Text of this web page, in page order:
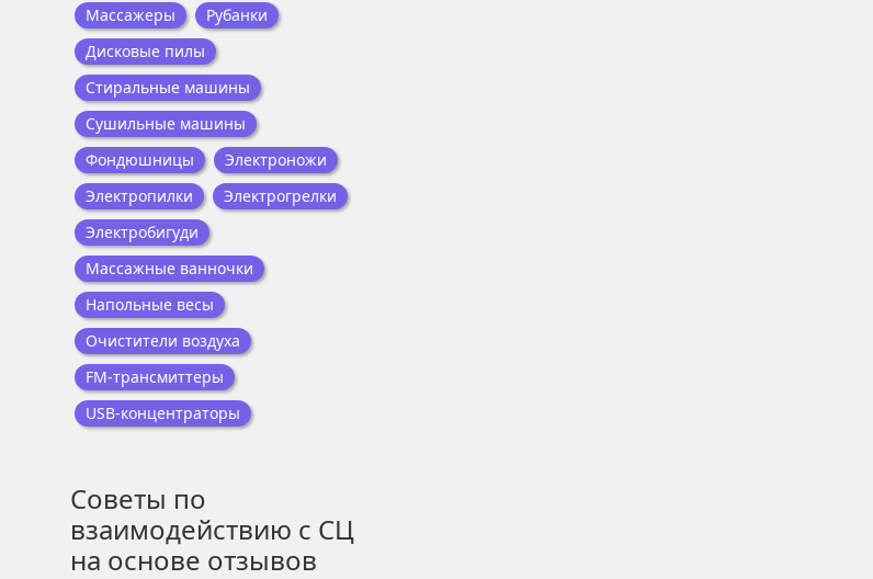
Массажеры
Рубанки
Дисковые пилы
Стиральные машины
Сушильные машины
Фондюшницы
Электроножи
Электропилки
Электрогрелки
Электробигуди
Массажные ванночки
Напольные весы
Очистители воздуха
FM-трансмиттеры
USB-концентраторы
Советы по
взаимодействию с СЦ
на основе отзывов